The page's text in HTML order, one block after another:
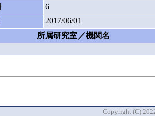
6
2017/06/01
所属研究室／機関名
Copyright (C)